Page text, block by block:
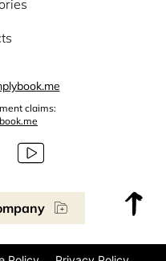
claims: